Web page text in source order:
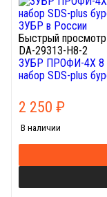
Быстрый просмотр
DA-29313-H8-2
ЗУБР ПРОФИ-4Х 8
набор SDS-plus
2 250 ₽
В наличии